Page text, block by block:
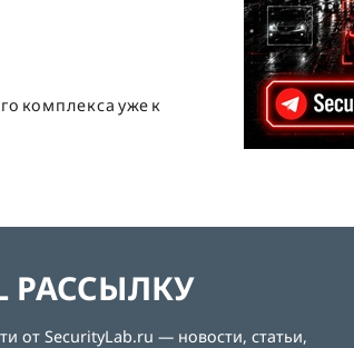
комплекса уже к
РАССЫЛКУ
от SecurityLab.ru — новости, статьи,